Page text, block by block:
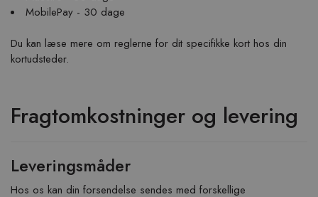
MobilePay - 30 dage
Du kan læse mere om reglerne for dit specifikke kort hos din
kortudsteder.
Fragtomkostninger og levering
Leveringsmåder
Hos os kan din forsendelse sendes med forskellige